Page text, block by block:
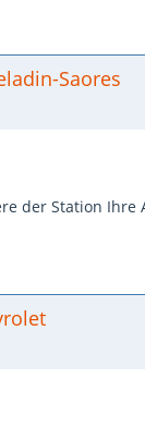
Saores
der Station